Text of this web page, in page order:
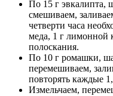
По 15 г эвкалипта,
смешиваем,
четверти часа
меда, 1 г лимонной
полоскания.
По 10 г ромашки,
перемешиваем,
повторять каждые
Измельчаем,